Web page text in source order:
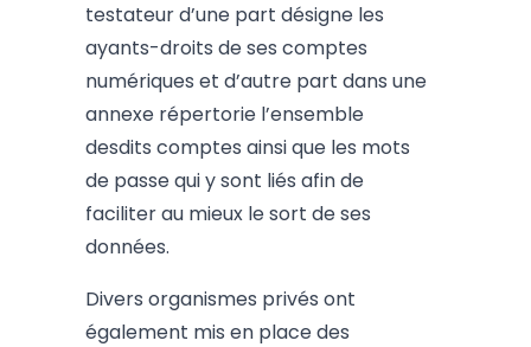
testateur d’une part désigne les
ayants-droits de ses comptes
numériques et d’autre part dans une
annexe répertorie l’ensemble
desdits comptes ainsi que les mots
de passe qui y sont liés afin de
faciliter au mieux le sort de ses
données.
Divers organismes privés ont
également mis en place des